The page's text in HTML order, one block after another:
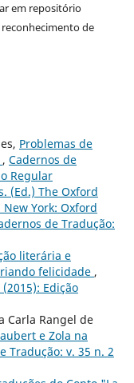
em repositório
de
Problemas de
, Cadernos de
Regular
(Ed.) The Oxford
York: Oxford
de Tradução:
literária e
felicidade ,
Edição
Carla Rangel de
e Zola na
Tradução: v. 35 n. 2